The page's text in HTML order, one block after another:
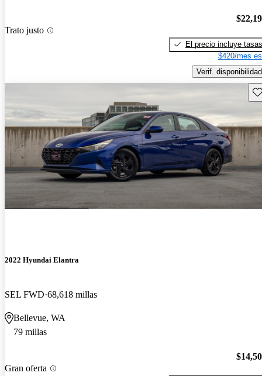
Trato justo
El precio incluye tasas
$420/mes
Verif. disponibilidad
2022 Hyundai Elantra
SEL FWD 68,618 millas
Bellevue, WA
79 millas
Gran oferta